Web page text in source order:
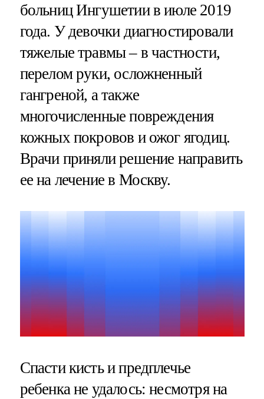
больниц Ингушетии в июле 2019
года. У девочки диагностировали
тяжелые травмы – в частности,
перелом руки, осложненный
гангреной, а также
многочисленные повреждения
кожных покровов и ожог ягодиц.
Врачи приняли решение направить
ее на лечение в Москву.
Спасти кисть и предплечье
ребенка не удалось: несмотря на